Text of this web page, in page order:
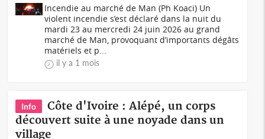
Incendie au marché de Man (Ph Koaci) Un
violent incendie s’est déclaré dans la nuit du
mardi 23 au mercredi 24 juin 2026 au grand
marché de Man, provoquant d’importants dégâts
matériels et p...
il y a 1 mois
Info
Côte d'Ivoire : Alépé, un corps
découvert suite à une noyade dans un
village